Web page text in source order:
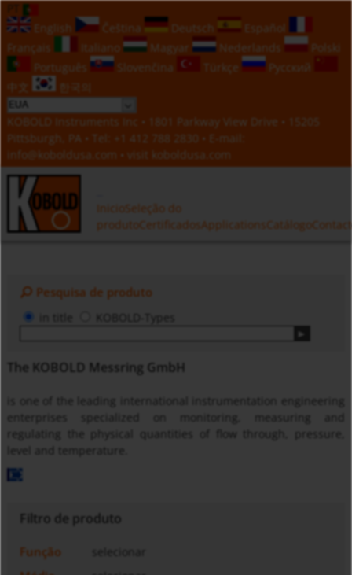
English
Čeština Deutsch
Español
Français
Italiano Magyar Nederlands
Polski
Português
Slovenčina Türkçe
Русский
中文
한국의
KOBOLD Instruments Inc • 1801 Parkway View Drive • 15205
Pittsburgh, PA • Tel:
+1 412 788 2830 • E-mail:
info@koboldusa.com • visit koboldusa.com
Inicio Seleção do
produtoCertificadosApplications Catálogo
Pesquisa de produto
KOBOLD-Types
The KOBOLD Messring GmbH
is one of the leading international instrumentation engineering
enterprises specialized on monitoring, measuring and
regulating the physical quantities of flow through, pressure,
level and temperature.
Filtro de produto
Função